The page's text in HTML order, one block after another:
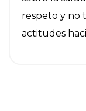
respeto y no
actitudes
creación de